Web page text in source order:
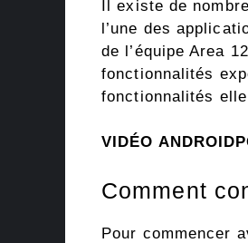
Il existe de
l’une des
de l’équipe Area
fonctionnalités
fonctionnalités
VIDÉO
Comment
Pour commencer